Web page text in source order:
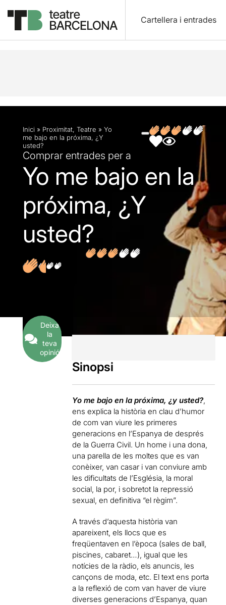
Cartellera i entrades
Descripció Fitxa artística Fotos i vídeos
Inici » Proximitat, Teatre » Yo
me bajo en la próxima, ¿Y
usted?
Comprar entrades per a
Yo me bajo en la
próxima, ¿Y
usted?
Deixa
la
teva
opinió
Sinopsi
Yo me bajo en la próxima, ¿y usted?,
ens explica la història en clau d’humor
de com van viure les primeres
generacions en l’Espanya de després
de la Guerra Civil. Un home i una dona,
una parella de les moltes que es van
conèixer, van casar i van conviure amb
les dificultats de l’Església, la moral
social, la por, i sobretot la repressió
sexual, en definitiva “el règim”.
A través d’aquesta història van
apareixent, els llocs que es
freqüentaven en l’època (sales de ball,
piscines, cabaret…), igual que les
notícies de la ràdio, els anuncis, les
cançons de moda, etc. El text ens porta
a la reflexió de com van haver de viure
diverses generacions d’Espanya, quan